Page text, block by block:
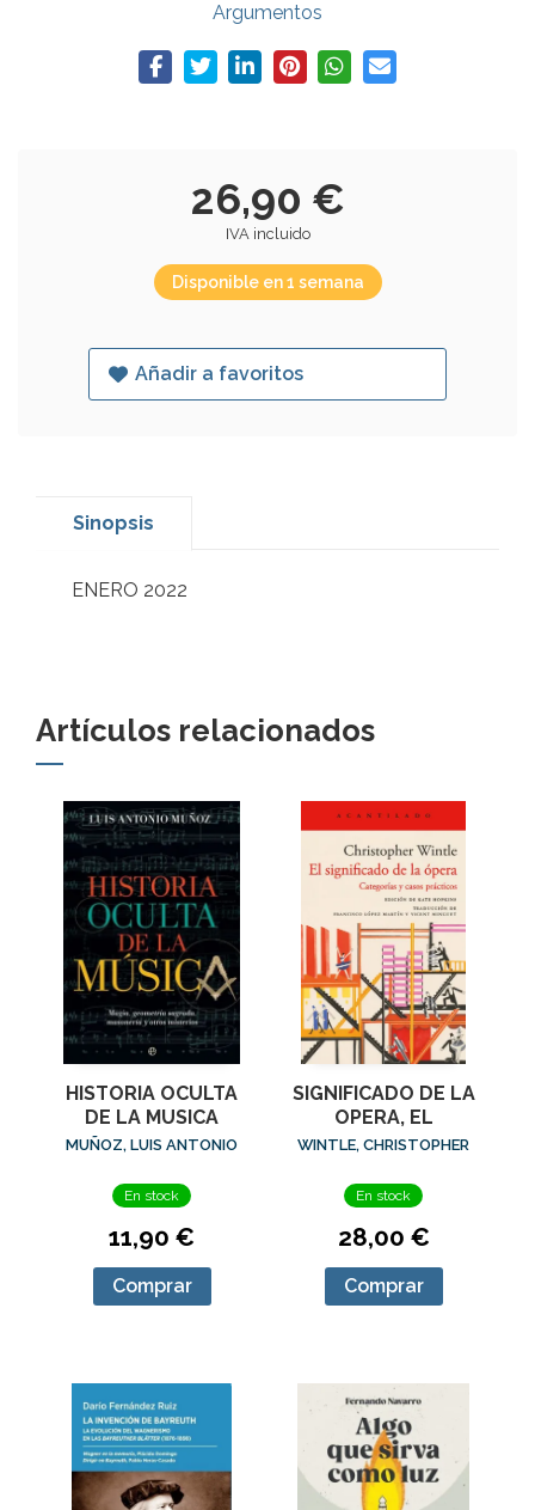
Argumentos
26,90 €
IVA incluido
Disponible en 1 semana
Añadir a favoritos
Sinopsis
ENERO 2022
Artículos relacionados
HISTORIA OCULTA
DE LA MUSICA
MUÑOZ, LUIS ANTONIO
En stock
11,90 €
Comprar
SIGNIFICADO DE LA
OPERA, EL
WINTLE, CHRISTOPHER
En stock
28,00 €
Comprar